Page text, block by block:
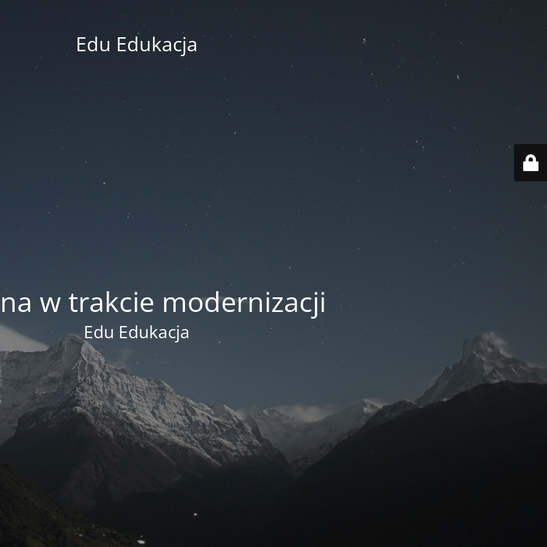
Edu Edukacja
w trakcie modernizacji
Edu Edukacja